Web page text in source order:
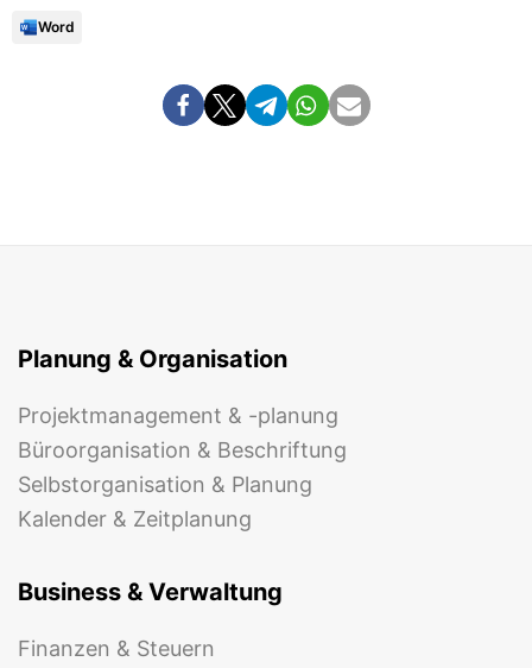
Word
Planung & Organisation
Projektmanagement & -planung
Büroorganisation & Beschriftung
Selbstorganisation & Planung
Kalender & Zeitplanung
Business & Verwaltung
Finanzen & Steuern